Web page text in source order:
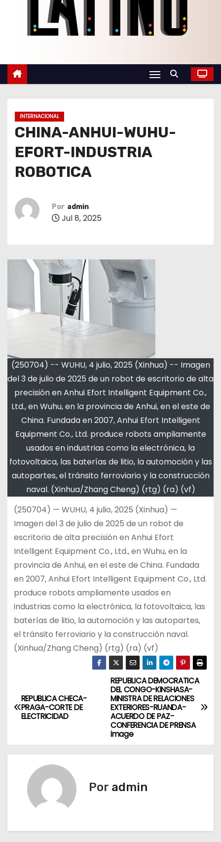
INTERNACIONAL
CHINA-ANHUI-WUHU-
EFORT-INDUSTRIA
ROBOTICA
Por admin
Jul 8, 2025
(250704) -- WUHU, 4 julio, 2025 (Xinhua) -- Imagen
del 3 de julio de 2025 de un robot de escritorio de alta
precisión en Anhui Efort Intelligent Equipment Co.,
Ltd., en Wuhu, en la provincia de Anhui, en el este de
China. Fundada en 2007, Anhui Efort Intelligent
Equipment Co., Ltd. produce robots ampliamente
usados en industrias como la electrónica, la
fotovoltaica, las baterías de litio, la automoción y las
autopartes, el tránsito ferroviario y la construcción
naval. (Xinhua/Zhang Cheng) (rtg) (ra) (vf)
(250704) — WUHU, 4 julio, 2025 (Xinhua) —
Imagen del 3 de julio de 2025 de un robot de
escritorio de alta precisión en Anhui Efort
Intelligent Equipment Co., Ltd., en Wuhu, en la
provincia de Anhui, en el este de China. Fundada
en 2007, Anhui Efort Intelligent Equipment Co., Ltd.
produce robots ampliamente usados en
industrias como la electrónica, la fotovoltaica, las
baterías de litio, la automoción y las autopartes,
el tránsito ferroviario y la construcción naval.
(Xinhua/Zhang Cheng) (rtg) (ra) (vf)
a
i
REPUBLICA DEMOCRATICA
DEL CONGO-KINSHASA-
MINISTRA DE RELACIONES
EXTERIORES-RUANDA-
ACUERDO DE PAZ-
CONFERENCIA DE PRENSA
image
REPUBLICA CHECA-
PRAGA-CORTE DE
ELECTRICIDAD
Por admin